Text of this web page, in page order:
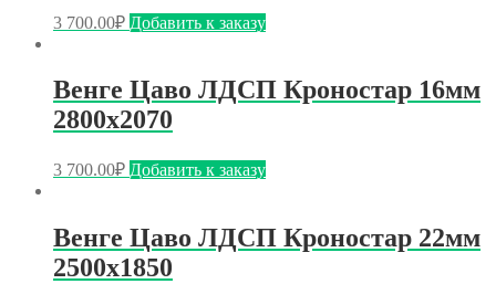
3 700.00₽ Добавить к заказу
Венге Цаво ЛДСП Кроностар 16мм
2800х2070
3 700.00₽ Добавить к заказу
Венге Цаво ЛДСП Кроностар 22мм
2500х1850